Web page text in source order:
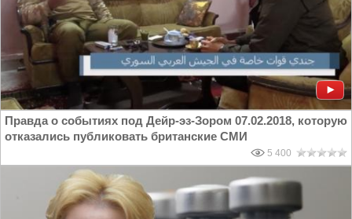
Правда о событиях под Дейр-эз-Зором 07.02.2018, которую
отказались публиковать британские СМИ
5 400